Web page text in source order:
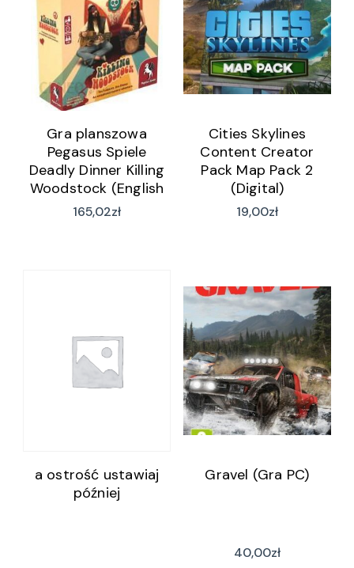
Gra planszowa
Pegasus Spiele
Deadly Dinner Killing
Woodstock (English
Edition)
165,02zł
Cities Skylines
Content Creator
Pack Map Pack 2
(Digital)
19,00zł
a ostrość ustawiaj
później
Gravel (Gra PC)
40,00zł